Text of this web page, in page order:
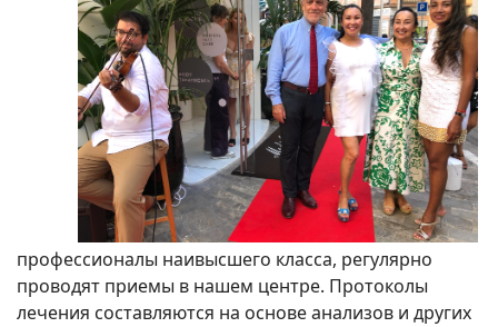
профессионалы наивысшего класса, регулярно
проводят приемы в нашем центре. Протоколы
лечения составляются на основе анализов и других